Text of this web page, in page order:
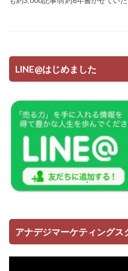
LINE@はじめました
アナデジマーケティング
動